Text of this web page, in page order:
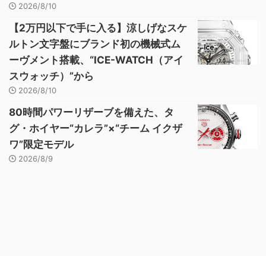
2026/8/10
【2万円以下で手に入る】涼しげなスケ
ルトン文字盤にブランド初の機械式ム
ーヴメント搭載、“ICE-WATCH（アイ
スウォッチ）”から
2026/8/10
80時間パワーリザーブを備えた、タ
グ・ホイヤー“カレラ”×“チーム イクザ
ワ”限定モデル
2026/8/9